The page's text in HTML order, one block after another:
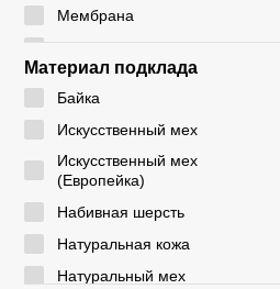
EIE
ELENA
EX-TIM
FAFALA
FASHION
G. ROSE
28 - 33
29 - 33
29 - 36
30 - 35
30 - 37
31 - 35
31 - 36
31 - 37
31 - 38
Мембрана
Натуральная замша
Натуральная кожа
Резина
Резинка
Текстиль
ЭВА
Экокожа
Материал подклада
Байка
Искусственный мех
Искусственный мех
(Европейка)
Набивная шерсть
Натуральная кожа
Натуральный мех